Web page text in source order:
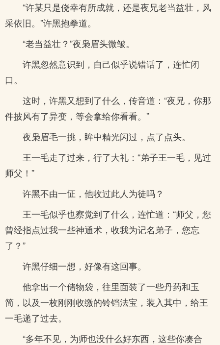
“许某只是侥幸有所成就，还是夜兄老当益壮，风
采依旧。”许黑抱拳道。
“老当益壮？”夜枭眉头微皱。
许黑忽然意识到，自己似乎说错话了，连忙闭
口。
这时，许黑又想到了什么，传音道：“夜兄，你那
件披风有了异变，等会拿给你看看。”
夜枭眉毛一挑，眸中精光闪过，点了点头。
王一毛走了过来，行了大礼：“弟子王一毛，见过
师父！”
许黑不由一怔，他收过此人为徒吗？
王一毛似乎也察觉到了什么，连忙道：“师父，您
曾经指点过我一些神通术，收我为记名弟子，您忘
了？”
许黑仔细一想，好像有这回事。
他拿出一个储物袋，往里面装了一些丹药和玉
简，以及一枚刚刚收缴的铃铛法宝，装入其中，给王
一毛递了过去。
“多年不见，为师也没什么好东西，这些你凑合